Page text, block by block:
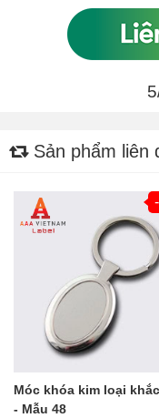
Sản phẩm liên
Móc khóa kim loại
- Mẫu 48